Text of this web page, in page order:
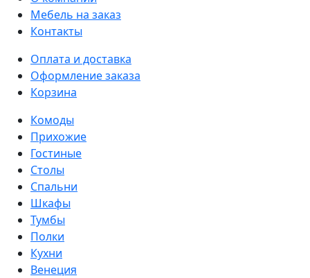
Мебель на заказ
Контакты
Оплата и доставка
Оформление заказа
Корзина
Комоды
Прихожие
Гостиные
Столы
Спальни
Шкафы
Тумбы
Полки
Кухни
Венеция